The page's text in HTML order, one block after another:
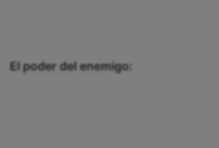
El poder del enemigo: